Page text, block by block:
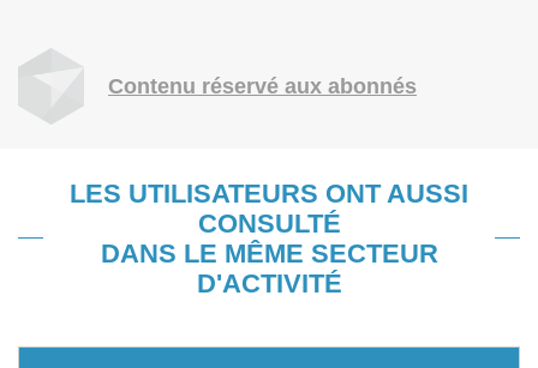
Contenu réservé aux abonnés
LES UTILISATEURS ONT AUSSI
CONSULTÉ
DANS LE MÊME SECTEUR
D'ACTIVITÉ